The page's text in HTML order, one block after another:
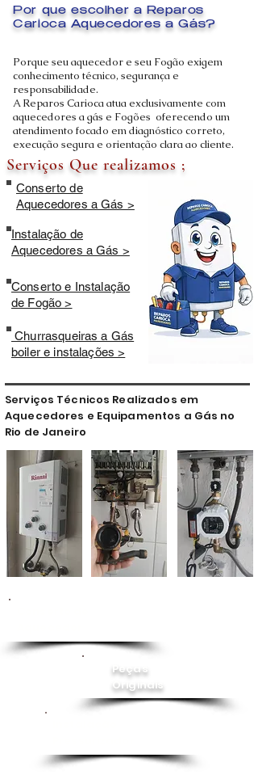
Porque seu aquecedor e seu Fogão exigem
conhecimento técnico, segurança e
responsabilidade.
A Reparos Carioca atua exclusivamente com
aquecedores a gás e Fogões oferecendo um
atendimento focado em diagnóstico correto,
execução segura e orientação clara ao cliente.
Por que escolher a Reparos
Carioca Aquecedores a Gás?
Serviços Que realizamos ;
Conserto de
Aquecedores a Gás >
Instalação de
Aquecedores a Gás >
Conserto e Instalação
de Fogão >
Churrasqueiras a Gás
boiler e instalações >
Serviços Técnicos Realizados em
Aquecedores e Equipamentos a Gás no
Rio de Janeiro
Peças
Originais